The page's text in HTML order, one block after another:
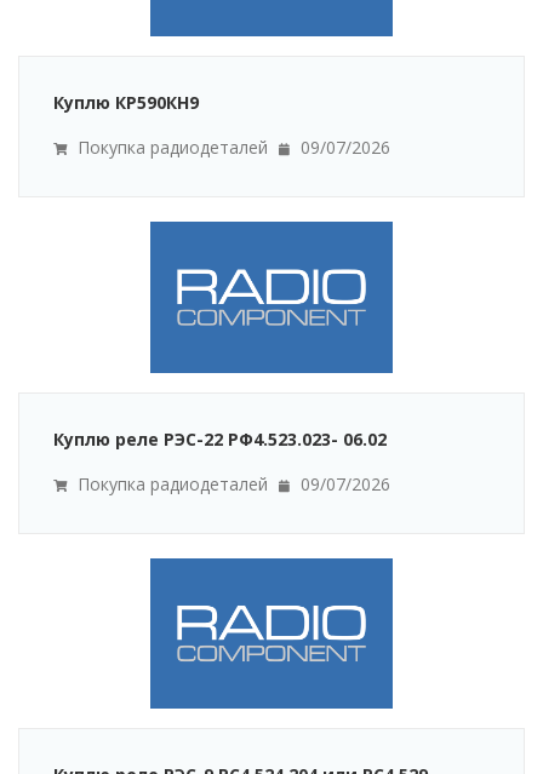
Куплю КР590КН9
Покупка радиодеталей
09/07/2026
Куплю реле РЭС-22 РФ4.523.023- 06.02
Покупка радиодеталей
09/07/2026